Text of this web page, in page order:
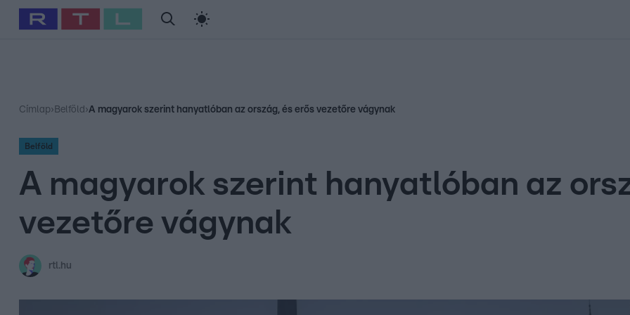
Babits Marcella Szellő István Most Wanted
Címlap› Belföld ›A magyarok szerint hanyatlóban az ország, és erős vezetőre vágynak
Belföld
A magyarok szerint hanyatlóban az
vezetőre vágynak
rtl.hu